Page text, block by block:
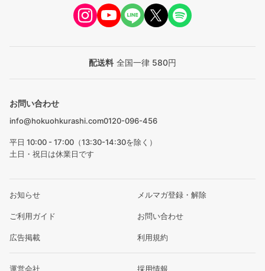
配送料 全国一律 580円
お問い合わせ
info@hokuohkurashi.com0120-096-456
平日 10:00 - 17:00（13:30-14:30を除く）
土日・祝日は休業日です
お知らせ メルマガ登録・解除
ご利用ガイド お問い合わせ
広告掲載 利用規約
運営会社 採用情報